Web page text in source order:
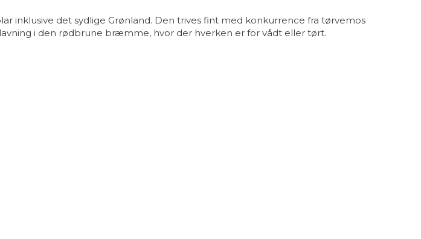
det sydlige Grønland. Den trives fint med konkurrence fra tørvemos
i den rødbrune bræmme, hvor der hverken er for vådt eller tørt.